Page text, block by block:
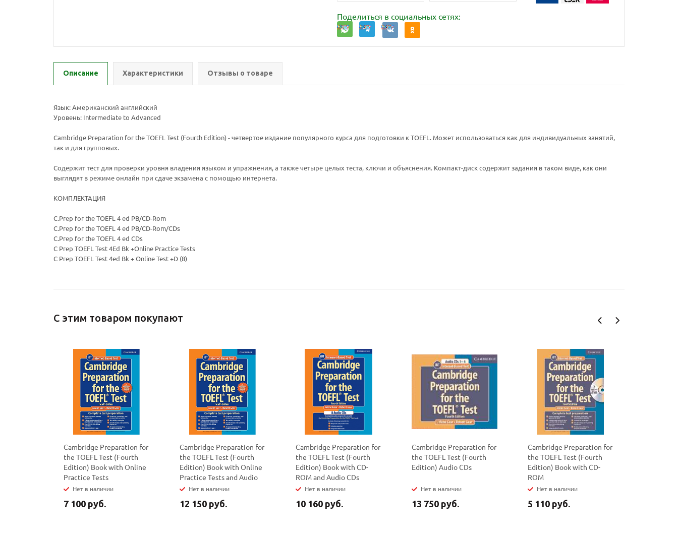
Поделиться в социальных сетях:
Описание Характеристики Отзывы о товаре
Язык: Американский английский
Уровень: Intermediate to Advanced
Cambridge Preparation for the TOEFL Test (Fourth Edition) - четвертое издание популярного курса для подготовки к TOEFL. Может использоваться как для индивидуальных занятий,
так и для групповых.
Содержит тест для проверки уровня владения языком и упражнения, а также четыре целых теста, ключи и объяснения. Компакт-диск содержит задания в таком виде, как они
выглядят в режиме онлайн при сдаче экзамена с помощью интернета.
КОМПЛЕКТАЦИЯ
C.Prep for the TOEFL 4 ed PB/CD-Rom
C.Prep for the TOEFL 4 ed PB/CD-Rom/CDs
C.Prep for the TOEFL 4 ed CDs
C Prep TOEFL Test 4Ed Bk +Online Practice Tests
C Prep TOEFL Test 4ed Bk + Online Test +D (8)
С этим товаром покупают
Cambridge Preparation for
the TOEFL Test (Fourth
Edition) Book with Online
Practice Tests
Нет в наличии
7 100 руб.
Cambridge Preparation for
the TOEFL Test (Fourth
Edition) Book with Online
Practice Tests and Audio
Нет в наличии
12 150 руб.
Cambridge Preparation for
the TOEFL Test (Fourth
Edition) Book with CD-
ROM and Audio CDs
Нет в наличии
10 160 руб.
Cambridge Preparation for
the TOEFL Test (Fourth
Edition) Audio CDs
Нет в наличии
13 750 руб.
Cambridge Preparation for
the TOEFL Test (Fourth
Edition) Book with CD-
ROM
Нет в наличии
5 110 руб.